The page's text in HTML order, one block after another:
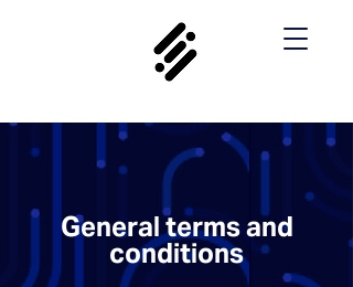
General terms and
conditions